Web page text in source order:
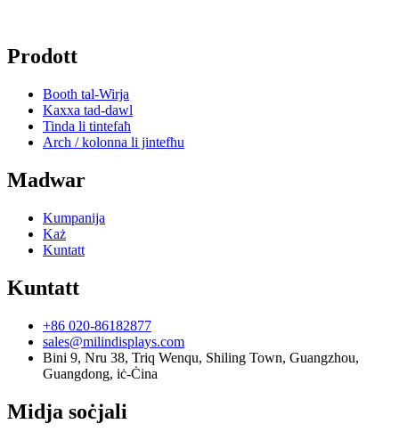
Prodott
Booth tal-Wirja
Kaxxa tad-dawl
Tinda li tintefaħ
Arch / kolonna li jintefħu
Madwar
Kumpanija
Każ
Kuntatt
Kuntatt
+86 020-86182877
sales@milindisplays.com
Bini 9, Nru 38, Triq Wenqu, Shiling Town, Guangzhou,
Guangdong, iċ-Ċina
Midja soċjali